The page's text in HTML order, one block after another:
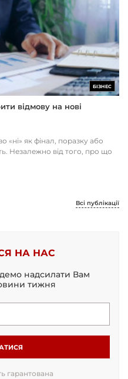
БІЗНЕС
відмову на нові
«ні» як фінал, поразку або
Незалежно від того, про що
Всі публікації
НА НАС
надсилати Вам
тижня
гарантована